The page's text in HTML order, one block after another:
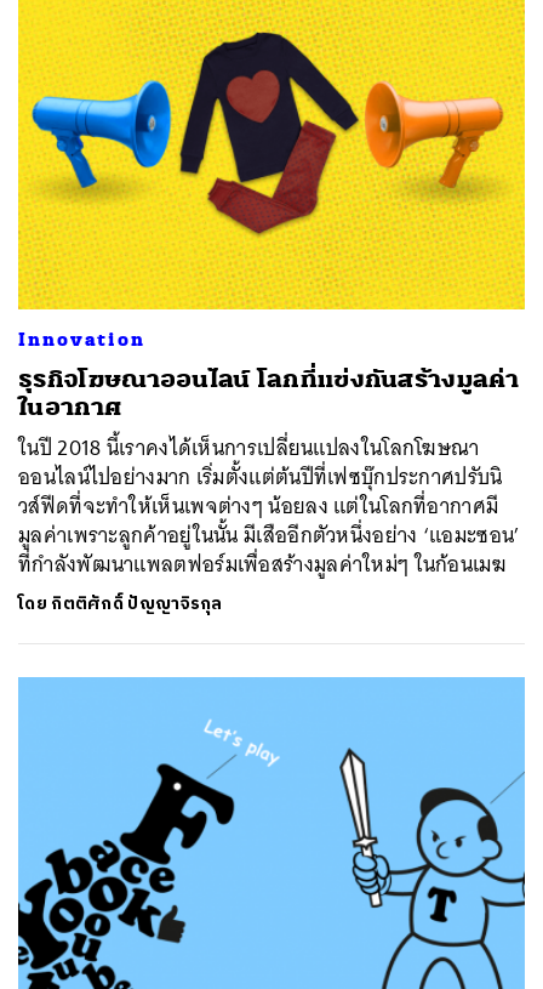
Innovation
ธุรกิจโฆษณาออนไลน์ โลกที่แข่งกันสร้างมูลค่า
ในอากาศ
ในปี 2018 นี้เราคงได้เห็นการเปลี่ยนแปลงในโลกโฆษณา
ออนไลน์ไปอย่างมาก เริ่มตั้งแต่ต้นปีที่เฟซบุ๊กประกาศปรับนิ
วส์ฟีดที่จะทำให้เห็นเพจต่างๆ น้อยลง แต่ในโลกที่อากาศมี
มูลค่าเพราะลูกค้าอยู่ในนั้น มีเสืออีกตัวหนึ่งอย่าง ‘แอมะซอน’
ที่กำลังพัฒนาแพลตฟอร์มเพื่อสร้างมูลค่าใหม่ๆ ในก้อนเมฆ
โดย กิตติศักดิ์ ปัญญาจิรกุล